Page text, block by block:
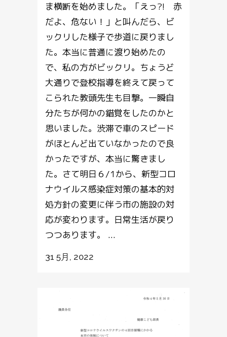
ま横断を始めました。「えっ?! 赤
だよ、危ない！」と叫んだら、ビ
ックリした様子で歩道に戻りまし
た。本当に普通に渡り始めたの
で、私の方がビックリ。ちょうど
大通りで登校指導を終えて戻って
こられた教頭先生も目撃。一瞬自
分たちが何かの錯覚をしたのかと
思いました。渋滞で車のスピード
がほとんど出ていなかったので良
かったですが、本当に驚きまし
た。さて明日６/1から、新型コロ
ナウイルス感染症対策の基本的対
処方針の変更に伴う市の施設の対
応が変わります。日常生活が戻り
つつあります。 ...
31 5月, 2022